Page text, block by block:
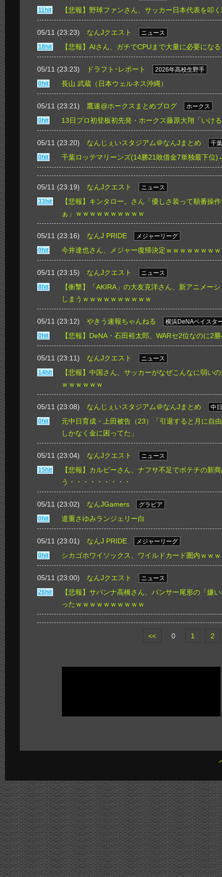
11hit
【悲報】野球ファンさん、サッカー日本代表を叩
05/11 (23:23) なんJクエスト
ニュース
18hit
【悲報】AIさん、ガチでCPUまで大量に必要にな
05/11 (23:23) ドラフト･レポート
2026年高校生野手
0hit
長山 武蔵（日本ウェルネス沖縄）
05/11 (23:21) 鷹速@ホークスまとめブログ
ホークス
0hit
13日プロ初登板初先発・ホークス藤原大翔「いけ
05/11 (23:20) なんじぇいスタジアム＠なんJまとめ
千
0hit
千葉ロッテマリーンズ(14勝21敗借金7単独最下位
05/11 (23:19) なんJクエスト
ニュース
33hit
【悲報】キンタロー。さん「優しさ装って順番操
ぁ」ｗｗｗｗｗｗｗｗｗｗ
05/11 (23:16) なんJ PRIDE
メジャーリーグ
0hit
今井達也さん、メジャー復帰決定ｗｗｗｗｗｗｗ
05/11 (23:15) なんJクエスト
ニュース
8hit
【衝撃】「AKIRA」の大友克洋さん、新アニメー
しまうｗｗｗｗｗｗｗｗｗｗ
05/11 (23:12) やきう速報ちゃんねる
横浜DeNAベイスタ
0hit
【悲報】DeNA・石田裕太郎、WARセ2位なのに2
05/11 (23:11) なんJクエスト
ニュース
14hit
【悲報】中国さん、サッカーがなぜこんなに弱い
ｗｗｗｗｗｗ
05/11 (23:08) なんじぇいスタジアム＠なんJまとめ
中
0hit
元中日育成・上田被告（23）「引退すると月に自
しかなく金に困ってた」
05/11 (23:04) なんJクエスト
ニュース
15hit
【悲報】カルビーさん、ナフサ不足でポテチの新
う・・・・・・・・・
05/11 (23:02) なんJGamers
グラビア
0hit
道重さゆみランジェリー白
05/11 (23:01) なんJ PRIDE
メジャーリーグ
0hit
シカゴホワイソックス、ワイルドカード圏内ｗｗ
05/11 (23:00) なんJクエスト
ニュース
26hit
【悲報】サバンナ高橋さん、パンサー尾形の「嫌
ったｗｗｗｗｗｗｗｗｗｗ
<< 0 1 2